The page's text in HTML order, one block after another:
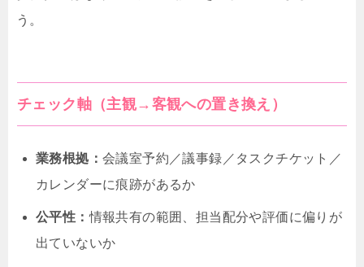
う。
チェック軸（主観→客観への置き換え）
業務根拠： 会議室予約／議事録／タスクチケット／
カレンダーに痕跡があるか
公平性：情報共有の範囲、担当配分や評価に偏りが
出ていないか